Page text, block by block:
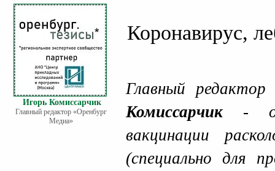
Игорь Комиссарчик
Главный редактор «Оренбург
Медиа»
Коронавирус,
Главный
Комиссарчик- о
вакцинации
(специально для